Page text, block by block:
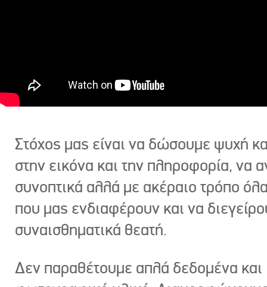
Στόχος μας είναι να δώσουμε ψυχή
στην εικόνα και την πληροφορία, να
συνοπτικά αλλά με ακέραιο τρόπο
που μας ενδιαφέρουν και να
συναισθηματικά θεατή.
Δεν παραθέτουμε απλά δεδομένα και